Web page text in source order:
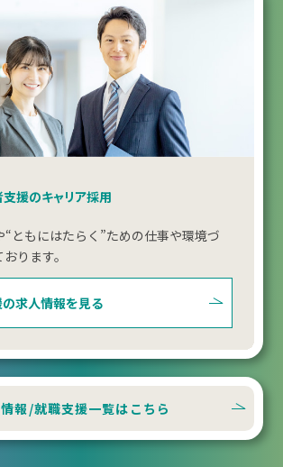
援のキャリア採用
“ともにはたらく”ための仕事や環境づ
ります。
の求人情報を見る
報/就職支援一覧はこちら